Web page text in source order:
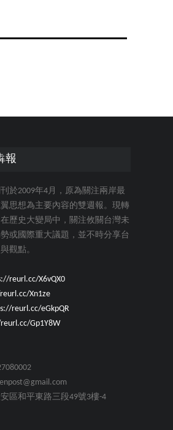
報
刊於2009年4月，原為關注兩岸最
思想為主要內容的雙週報。現轉
歷史大變局中，關注攸關台灣未
或國際重大議題，並不時分享台
觀點。
reurl.cc/X6vQX0
Xn1ze
reurl.cc/eGkpQR
Gp1Y8W
區和平東路三段49號3樓-4